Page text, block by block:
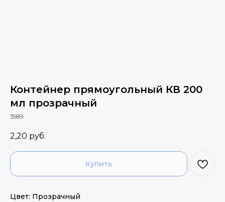
Контейнер прямоугольный КВ 200
мл прозрачный
3589
2,20 руб.
Купить
Цвет: Прозрачный